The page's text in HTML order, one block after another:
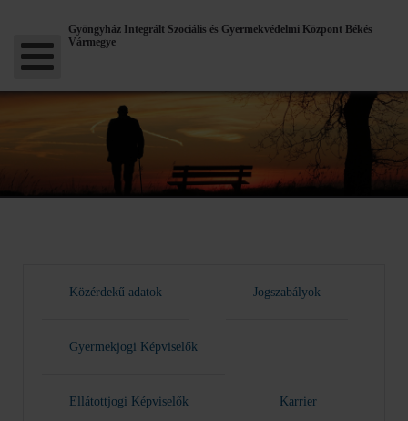
Gyöngyház Integrált Szociális és Gyermekvédelmi Központ Békés
Vármegye
Közérdekű adatok Jogszabályok
Gyermekjogi Képviselők
Ellátottjogi Képviselők Karrier